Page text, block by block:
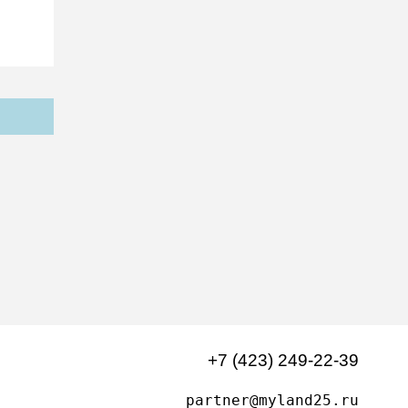
+7 (423) 249-22-39
partner@myland25.ru